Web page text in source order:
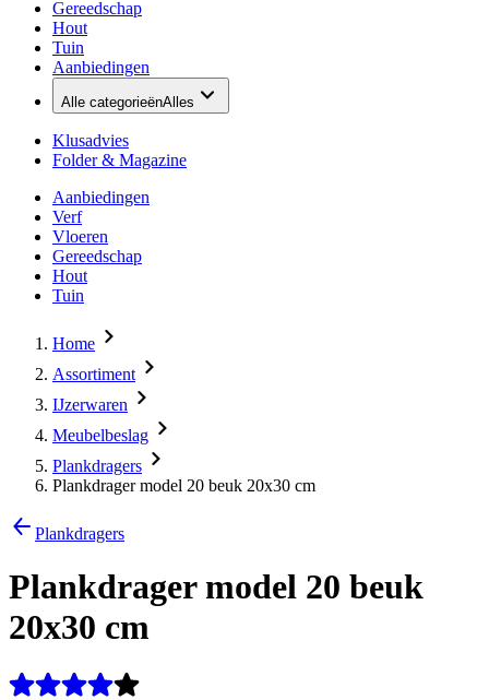
Gereedschap
Hout
Tuin
Aanbiedingen
Alle categorieënAlles
Klusadvies
Folder & Magazine
Aanbiedingen
Verf
Vloeren
Gereedschap
Hout
Tuin
Home
Assortiment
IJzerwaren
Meubelbeslag
Plankdragers
Plankdrager model 20 beuk 20x30 cm
Plankdragers
Plankdrager model 20 beuk
20x30 cm